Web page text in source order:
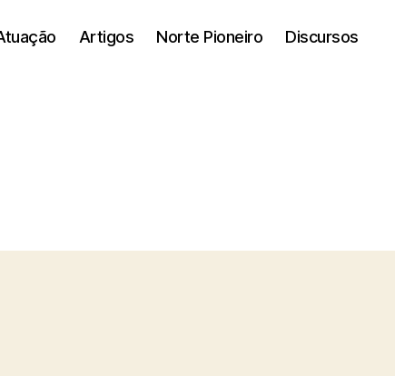
Artigos Norte Pioneiro Discursos